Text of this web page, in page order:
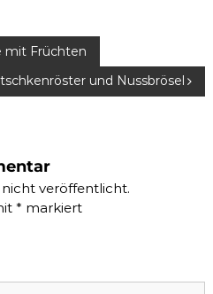
mit Früchten
und Nussbrösel
veröffentlicht.
* markiert